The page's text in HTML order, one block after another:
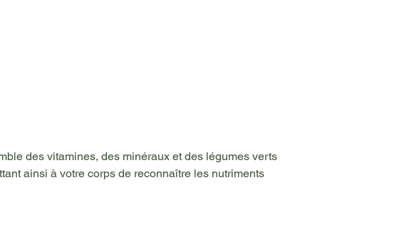
des vitamines, des minéraux et des légumes verts
ainsi à votre corps de reconnaître les nutriments